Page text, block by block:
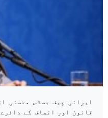
ایرانی چیف جسٹس محسنی
قانون اور انصاف کے